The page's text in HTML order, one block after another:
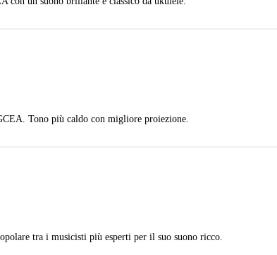
Tono più caldo con migliore proiezione.
tra i musicisti più esperti per il suo suono ricco.